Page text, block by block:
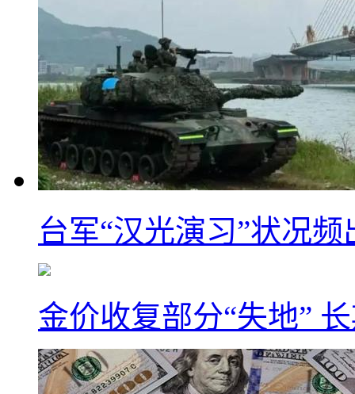
台军“汉光演习”状况
金价收复部分“失地”